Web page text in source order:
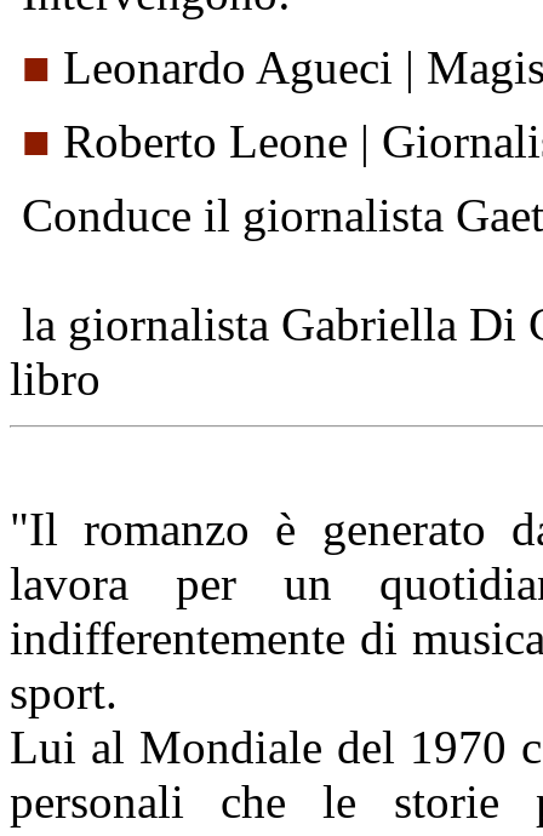
■ Leonardo Agueci |
■ Roberto Leone |
Conduce il giornalista
la giornalista Gabriella Di
libro
"Il romanzo è generato
lavora per un
indifferentemente di
sport.
Lui al Mondiale del 1970
personali che le storie